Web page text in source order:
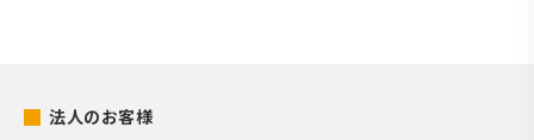
法人のお客様